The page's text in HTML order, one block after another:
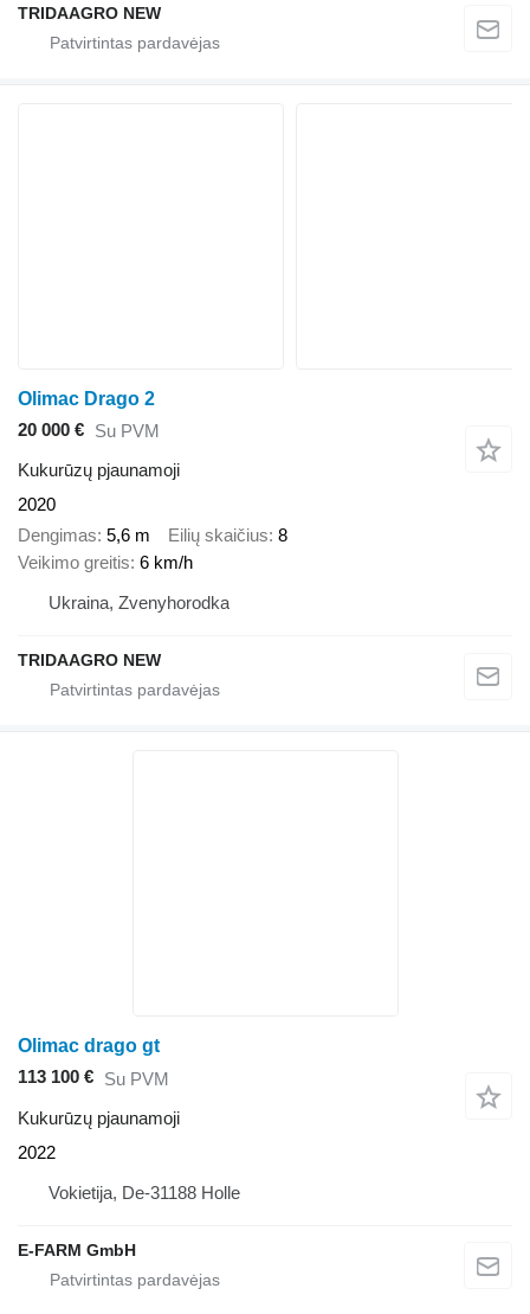
TRIDAAGRO NEW
Olimac Drago 2
20 000 € Su PVM
Kukurūzų pjaunamoji
2020
Dengimas 5,6 m Eilių skaičius 8
Veikimo greitis 6 km/h
Ukraina, Zvenyhorodka
TRIDAAGRO NEW
Olimac drago gt
113 100 € Su PVM
Kukurūzų pjaunamoji
2022
Vokietija, De-31188 Holle
E-FARM GmbH